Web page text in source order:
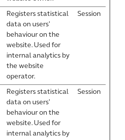
Registers statistical
data on users'
behaviour on the
website. Used for
internal analytics by
the website
operator.
Session
Registers statistical
data on users'
behaviour on the
website. Used for
internal analytics by
Session